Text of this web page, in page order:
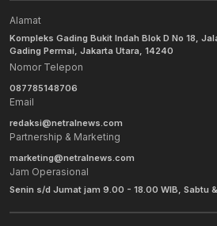
Alamat
Kompleks Gading Bukit Indah Blok D No 18,
Gading Permai, Jakarta Utara, 14240
Nomor Telepon
087785148706
Email
redaksi@netralnews.com
Partnership & Marketing
marketing@netralnews.com
Jam Operasional
Senin s/d Jumat jam 9.00 - 18.00 WIB, Sabtu